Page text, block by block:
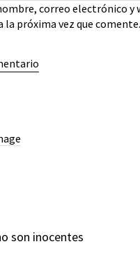
correo electrónico y
la próxima vez que comente.
son inocentes